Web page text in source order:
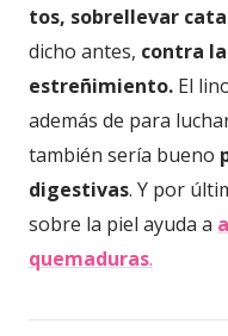
tos, sobrellevar
dicho antes, contra
estreñimiento. El
además de para
también sería bueno
digestivas. Y por
sobre la piel ayuda a
quemaduras.